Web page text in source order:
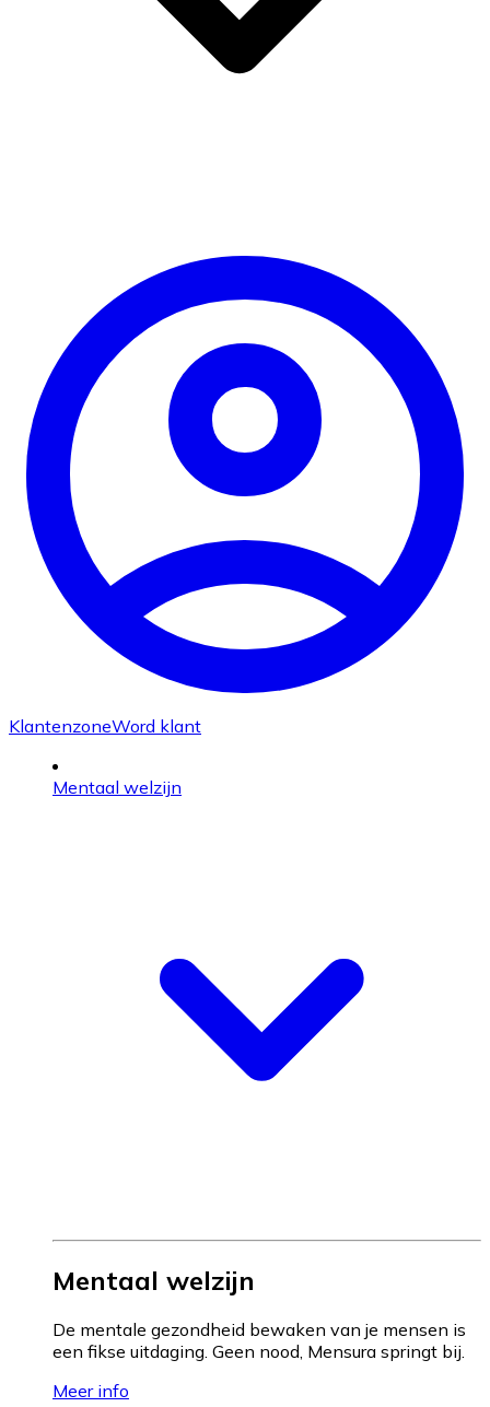
KlantenzoneWord klant
Mentaal welzijn
Mentaal welzijn
De mentale gezondheid bewaken van je mensen is
een fikse uitdaging. Geen nood, Mensura springt bij.
Meer info